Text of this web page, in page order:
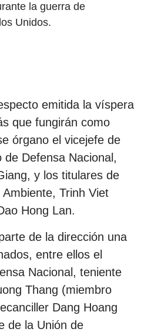
la guerra de
Unidos.
emitida la víspera
que fungirán como
órgano el vicejefe de
Defensa Nacional,
y los titulares de
Trinh Viet
Hong Lan.
de la dirección una
entre ellos el
Nacional, teniente
Thang (miembro
Dang Hoang
de la Unión de